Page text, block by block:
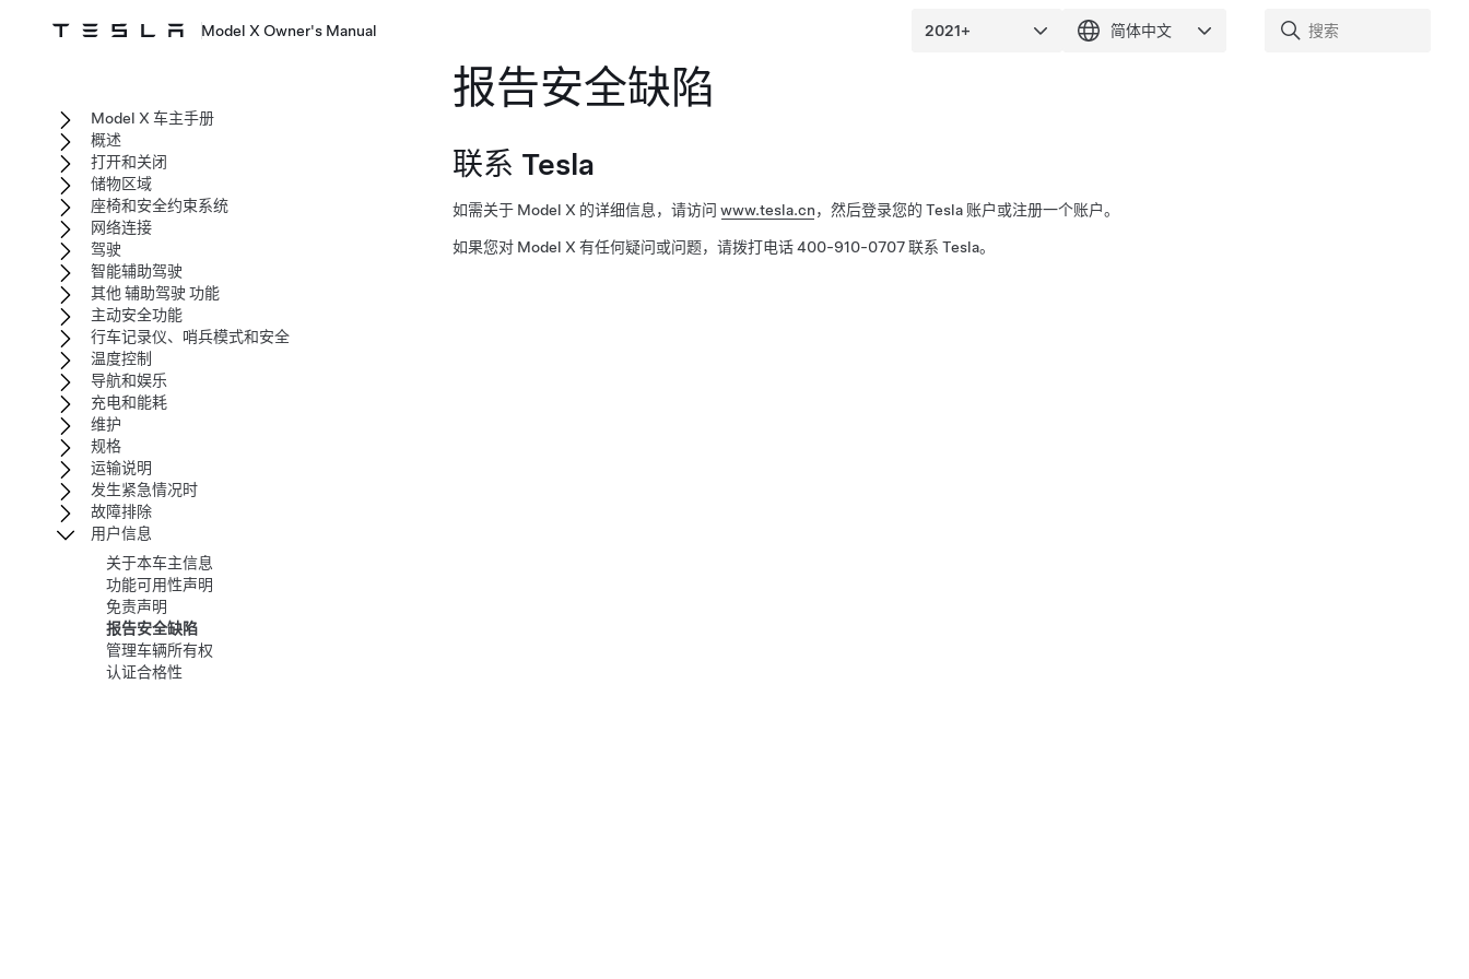
Model X Owner's Manual
报告安全缺陷
联系 Tesla
如需关于 Model X 的详细信息，请访问 www.tesla.cn，然后登录您的 Tesla 账户或注册一个账户。
如果您对 Model X 有任何疑问或问题，请拨打电话 400-910-0707 联系 Tesla。
Model X 车主手册
概述
打开和关闭
储物区域
座椅和安全约束系统
网络连接
驾驶
智能辅助驾驶
其他 辅助驾驶 功能
主动安全功能
行车记录仪、哨兵模式和安全
温度控制
导航和娱乐
充电和能耗
维护
规格
运输说明
发生紧急情况时
故障排除
用户信息
关于本车主信息
功能可用性声明
免责声明
报告安全缺陷
管理车辆所有权
认证合格性